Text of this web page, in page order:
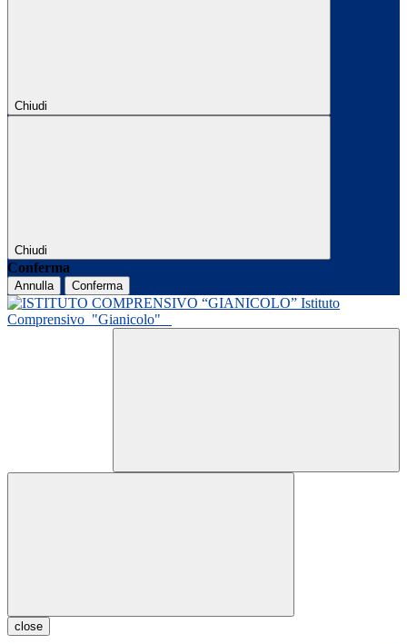
Chiudi
Chiudi
Conferma
Annulla Conferma
Istituto
Comprensivo "Gianicolo"
close